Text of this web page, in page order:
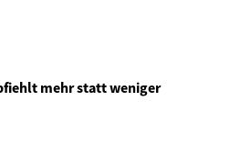
mehr statt weniger